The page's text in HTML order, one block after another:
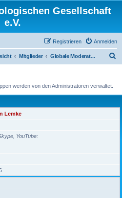
Gesellschaft
e.V.
Anmelden
Registrieren
Mitglieder Globale Moderatoren
werden von den Administratoren verwaltet.
Lemke
YouTube